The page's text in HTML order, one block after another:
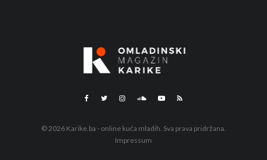
© 2026 Karike.ba - online kuća mladih. Sva prava pridržana.
Impressum